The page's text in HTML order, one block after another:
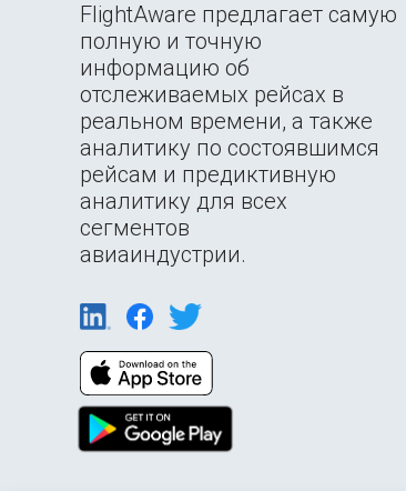
FlightAware предлагает самую
полную и точную
информацию об
отслеживаемых рейсах в
реальном времени, а также
аналитику по состоявшимся
рейсам и предиктивную
аналитику для всех
сегментов
авиаиндустрии.